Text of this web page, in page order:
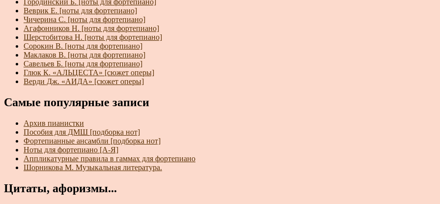
Городинский Б. [ноты для фортепиано]
Веврик Е. [ноты для фортепиано]
Чичерина С. [ноты для фортепиано]
Агафонников Н. [ноты для фортепиано]
Шерстобитова Н. [ноты для фортепиано]
Сорокин В. [ноты для фортепиано]
Маклаков В. [ноты для фортепиано]
Савельев Б. [ноты для фортепиано]
Глюк К. «АЛЬЦЕСТА» [сюжет оперы]
Верди Дж. «АИДА» [сюжет оперы]
Самые популярные записи
Архив пианистки
Пособия для ДМШ [подборка нот]
Фортепианные ансамбли [подборка нот]
Ноты для фортепиано [А-Я]
Аппликатурные правила в гаммах для фортепиано
Шорникова М. Музыкальная литература.
Цитаты, афоризмы...